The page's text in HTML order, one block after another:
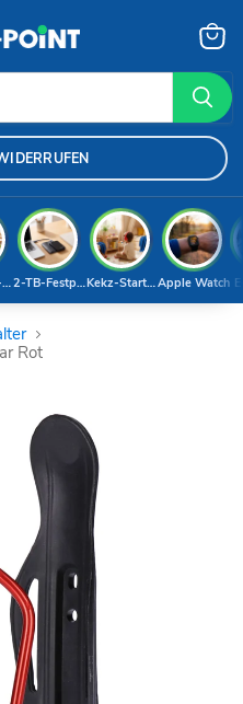
Apple Watch
Kekz-Starterset
2-TB-Festplatte
Rot